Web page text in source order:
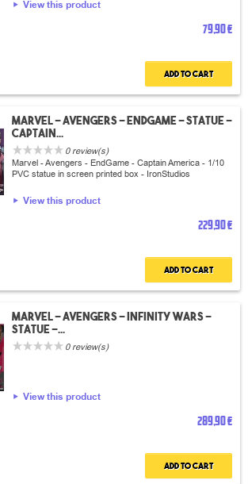
View this product
79,90 €
Add to cart
Marvel - Avengers - EndGame - Statue -
Captain...
0 review(s)
Marvel - Avengers - EndGame - Captain America - 1/10
PVC statue in screen printed box - IronStudios
View this product
229,90 €
Add to cart
Marvel - Avengers - Infinity wars -
Statue -...
0 review(s)
View this product
289,90 €
Add to cart